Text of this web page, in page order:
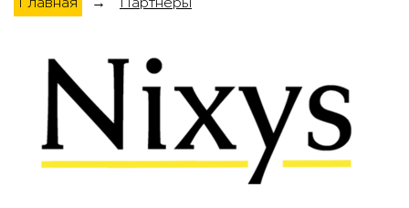
Главная → Партнёры